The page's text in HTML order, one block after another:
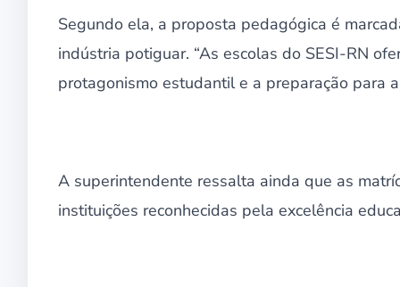
Segundo ela, a proposta pedagógica é
indústria potiguar. “As escolas do SESI-RN
protagonismo estudantil e a preparação para
A superintendente ressalta ainda que as
instituições reconhecidas pela excelência